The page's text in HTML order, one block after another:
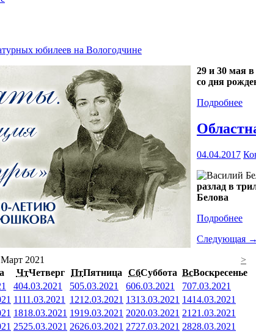
юбилеев на Вологодчине
29 и 30 мая
со дня
Подробнее
04.04.2017
разлад в
Белова
Подробнее
Следующая →
Март 2021
>
ЧтЧетверг ПтПятница СбСуббота ВсВоскресенье
404.03.2021 505.03.2021 606.03.2021 707.03.2021
1111.03.2021 1212.03.2021 1313.03.2021 1414.03.2021
1818.03.2021 1919.03.2021 2020.03.2021 21 21.03.2021
2525.03.2021 2626.03.2021 2727.03.2021 2828.03.2021